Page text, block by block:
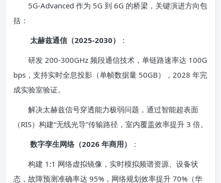
5G-Advanced 作为 5G 到 6G 的桥梁，关键演进方向包
括：
太赫兹通信（2025-2030）
：
研发 200-300GHz 频段通信技术，单链路速率达 100G
bps，支持实时全息投影（单帧数据量 50GB），2028 年完
成实验室验证。
解决太赫兹信号穿透能力极弱问题，通过智能超表面
（RIS）构建“无线光导”传输路径，室内覆盖效率提升 3 倍。
数字孪生网络（2026 年商用）
：
构建 1:1 网络虚拟镜像，实时模拟频谱资源、设备状
态，故障预测准确率达 95%，网络规划效率提升 70%（华